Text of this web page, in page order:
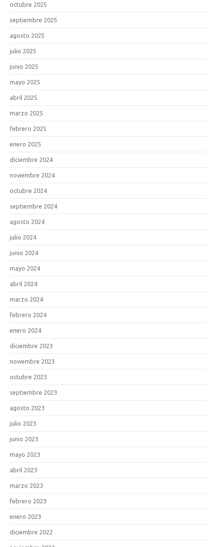
octubre 2025
septiembre 2025
agosto 2025
julio 2025
junio 2025
mayo 2025
abril 2025
marzo 2025
febrero 2025
enero 2025
diciembre 2024
noviembre 2024
octubre 2024
septiembre 2024
agosto 2024
julio 2024
junio 2024
mayo 2024
abril 2024
marzo 2024
febrero 2024
enero 2024
diciembre 2023
noviembre 2023
octubre 2023
septiembre 2023
agosto 2023
julio 2023
junio 2023
mayo 2023
abril 2023
marzo 2023
febrero 2023
enero 2023
diciembre 2022